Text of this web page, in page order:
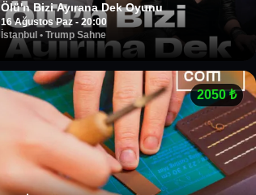
Ölü'n Bizi Ayırana Dek Oyunu
16 Ağustos Paz - 20:00
İstanbul • Trump Sahne
2050₺